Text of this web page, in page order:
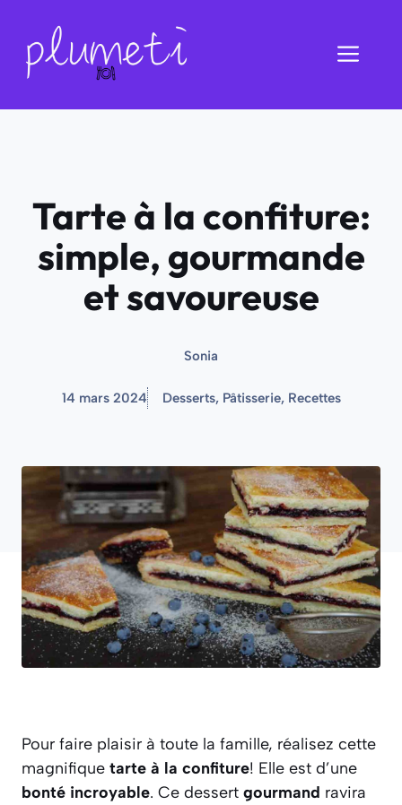
contenu
Tarte à la confiture:
simple, gourmande
et savoureuse
Sonia
14 mars 2024 Desserts, Pâtisserie, Recettes
Pour faire plaisir à toute la famille, réalisez cette
magnifique tarte à la confiture! Elle est d’une
bonté incroyable. Ce dessert gourmand ravira